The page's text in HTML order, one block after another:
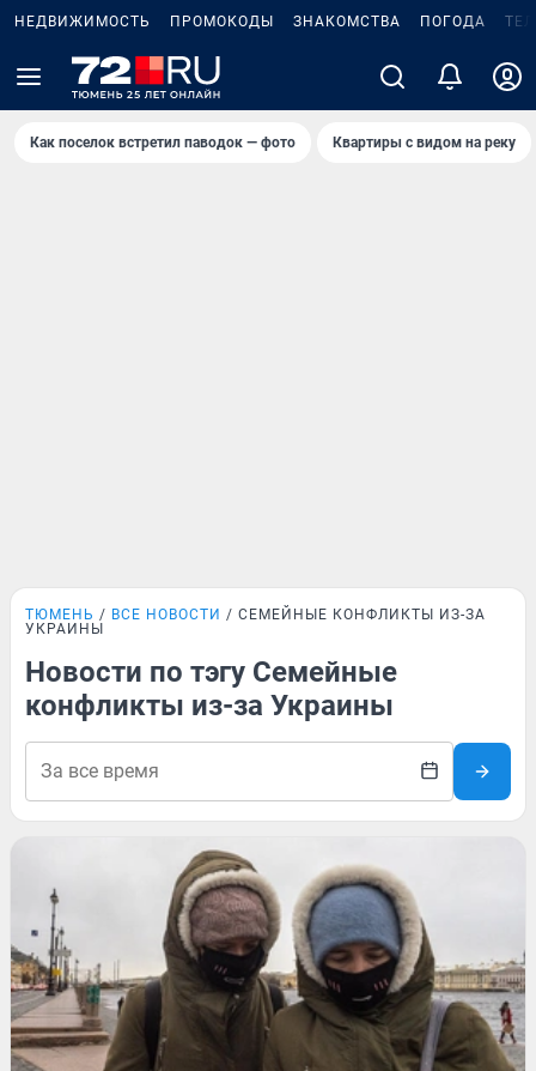
НЕДВИЖИМОСТЬ ПРОМОКОДЫ ЗНАКОМСТВА ПОГОДА
Как поселок встретил паводок — фото Квартиры с видом на реку
ТЮМЕНЬ ВСЕ НОВОСТИ
СЕМЕЙНЫЕ КОНФЛИКТЫ ИЗ-ЗА
УКРАИНЫ
Новости по тэгу Семейные
конфликты из-за Украины